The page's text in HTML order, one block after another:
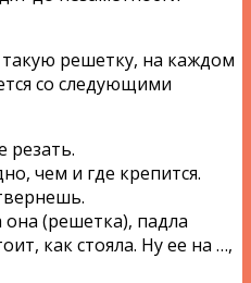
решетку, на каждом
со следующими
резать.
чем и где крепится.
она (решетка), падла
как стояла. Ну ее на …,